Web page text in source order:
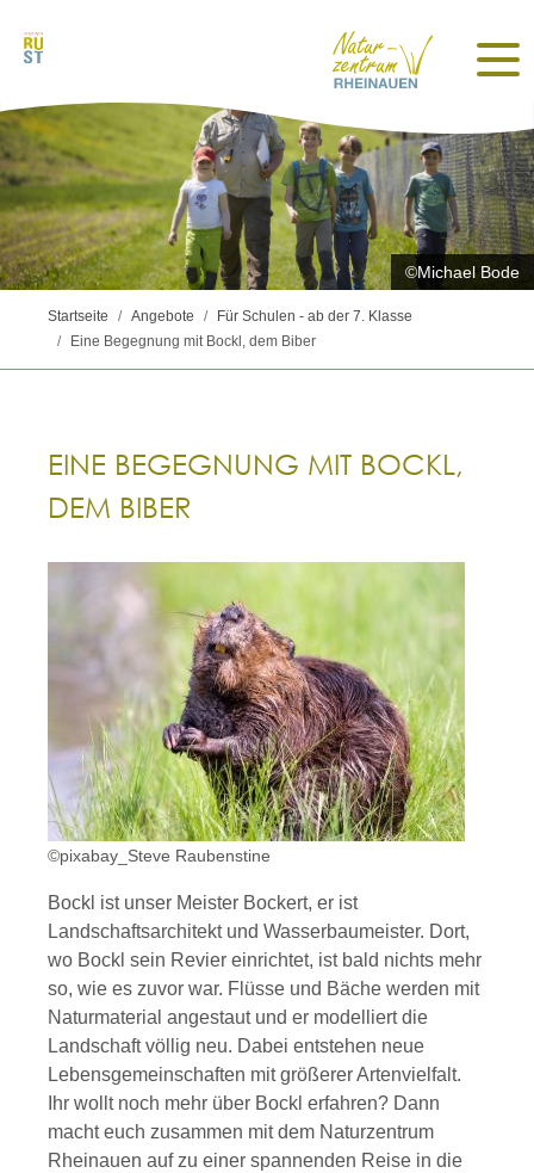
©Michael Bode
Startseite Angebote
Für Schulen - ab der 7. Klasse
Eine Begegnung mit Bockl, dem Biber
EINE BEGEGNUNG MIT BOCKL,
DEM BIBER
©pixabay_Steve Raubenstine
Bockl ist unser Meister Bockert, er ist
Landschaftsarchitekt und Wasserbaumeister. Dort,
wo Bockl sein Revier einrichtet, ist bald nichts mehr
so, wie es zuvor war. Flüsse und Bäche werden mit
Naturmaterial angestaut und er modelliert die
Landschaft völlig neu. Dabei entstehen neue
Lebensgemeinschaften mit größerer Artenvielfalt.
Ihr wollt noch mehr über Bockl erfahren? Dann
macht euch zusammen mit dem Naturzentrum
Rheinauen auf zu einer spannenden Reise in die